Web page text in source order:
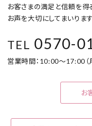
お客さまの満足と信頼を得
お声を大切にしてまいります
TEL 0570-
営業時間：10:00～17:00（
お